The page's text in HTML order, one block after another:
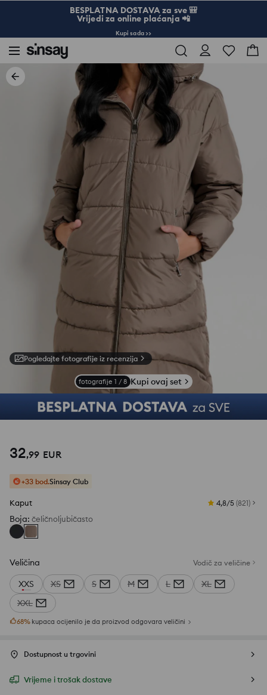
BESPLATNA DOSTAVA za sve 🎒
Vrijedi za online plaćanja 📲
Kupi sada >>
Pogledajte fotografije iz recenzija
fotografije 1 / 8 Kupi ovaj set
32,99 EUR
+33 bod.Sinsay Club
Kaput 4,8/5 (821)
Boja: čeličnoljubičasto
Veličina Vodič za veličine
XXS XS S M L
XL
XXL
68% kupaca ocijenilo je da proizvod odgovara veličini
Dostupnost u trgovini
Vrijeme i trošak dostave